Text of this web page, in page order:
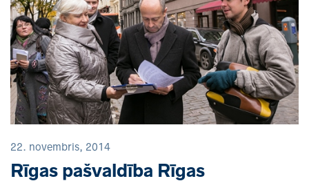
22. novembris, 2014
Rīgas pašvaldība Rīgas